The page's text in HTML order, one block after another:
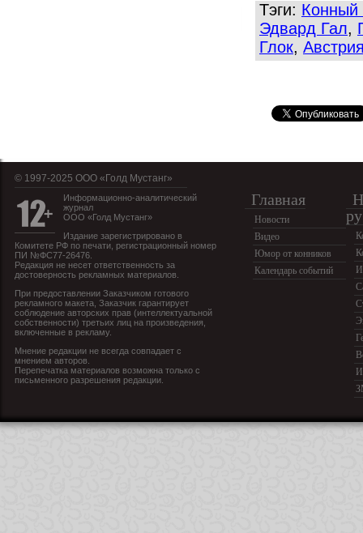
Тэги: Конный
Эдвард Гал,
Глок,
© 1997-2025 OOO «Голд Мустанг»
Информационно-аналитический
журнал
ООО «Голд Мустанг»
Издание зарегистрировано в
Комитете РФ по печати, регистрационный номер
ПИ №ФС77-26476.
Редакция не несет ответственность за
достоверность рекламных материалов.
При предоставлении Заказчиком готового
рекламного макета, Заказчик гарантирует
соблюдение авторских прав (интеллектуальной
собственности) третьих лиц на произведения,
включенные в рекламу.
Мнение редакции не всегда совпадает с
мнением авторов.
Перепечатка материалов возможна только с
письменного разрешения редакции.
Главная
Новости
Видео
Юмор от конников
Календарь событий